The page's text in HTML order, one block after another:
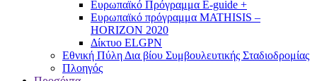
Ευρωπαϊκό Πρόγραμμα E-guide +
Ευρωπαϊκό πρόγραμμα MATHISIS –
HORIZON 2020
Δίκτυο ELGPN
Εθνική Πύλη Δια βίου Συμβουλευτικής Σταδιοδρομίας
Πλοηγός